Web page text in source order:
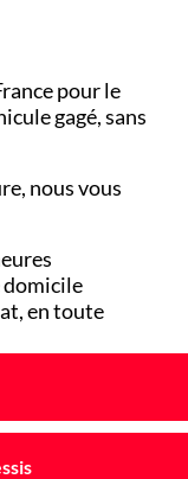
pour le
gagé, sans
nous vous
domicile
en toute